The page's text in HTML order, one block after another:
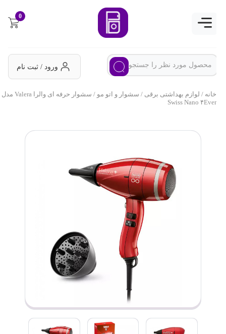
ورود / ثبت نام
خانه/لوازم بهداشتی برقی /سشوار و اتو مو
/ سشوار حرفه ای والرا Valera مدل
Swiss Nano ۴Ever